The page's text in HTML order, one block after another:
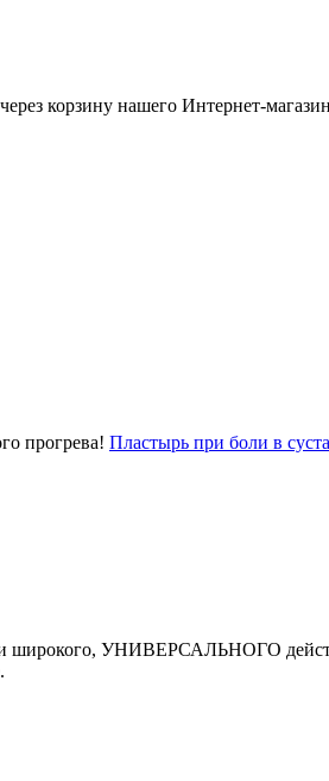
корзину нашего Интернет-
прогрева! Пластырь при боли в
широкого, УНИВЕРСАЛЬНОГО